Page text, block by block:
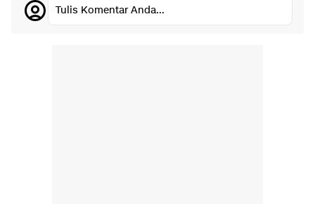
Tulis Komentar Anda...